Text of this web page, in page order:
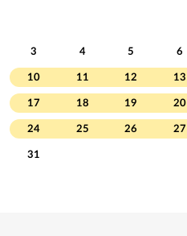
3 4 5 6
10 11 12 13
17 18 19 20
24 25 26 27
31